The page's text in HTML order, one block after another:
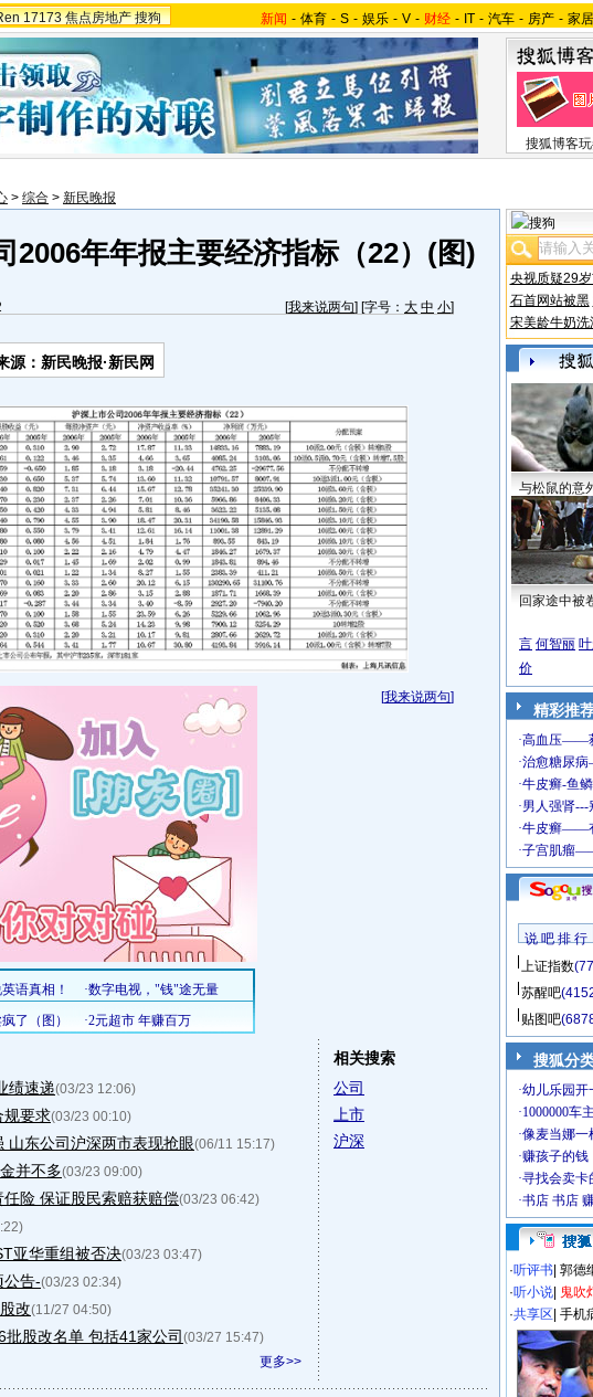
17173 焦点房地产 搜狗 新闻 - 体育 - S - 娱乐 - V - 财经 - IT - 汽车 - 房产 - 家居
搜狐博客
> 综合 > 新民晚报
2006年年报主要经济指标（22）(图)
[我来说两句] [字号： 大 中 小]
源：新民晚报·新民网
[我来说两句]
绩速递(03/23 12:06)
规要求(03/23 00:10)
山东公司沪深两市表现抢眼(06/11 15:17)
并不多(03/23 09:00)
险 保证股民索赔获赔偿(03/23 06:42)
亚华重组被否决(03/23 03:47)
公告-(03/23 02:34)
改(11/27 04:50)
股改名单 包括41家公司 (03/27 15:47)
更多>>
相关搜索
公司
上市
沪深
央视质疑29
石首网站被黑
宋美龄牛奶洗
与松鼠的意
回家途中被
言 何智丽
价
精彩推
说 吧 排 行
上证指数
苏醒吧
贴图吧
搜狐分
·听评书 郭德
·听小说 鬼吹
·共享区 手机